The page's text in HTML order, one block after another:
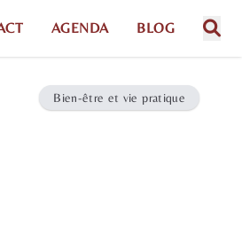
AGENDA BLOG
Bien-être et vie pratique